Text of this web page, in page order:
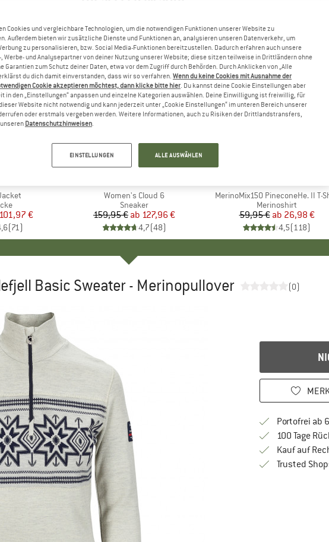
Preis
101,97 €
(71)
Artikel
Women's Cloud 6
Produktgruppe
Sneaker
Preis
159,95 € reduzierter Preis
ab 127,96 €
4,7(48)
Artikel
MerinoMix150 PineconeHe. II T-
Produktgruppe
Merinoshirt
Preis
59,95 € reduzierter
ab 26,98 €
4,5(118)
Basic Sweater - Merinopullover (0)
Portofrei ab
100 Tage
Kauf auf
Trusted
Cookies und vergleichbare Technologien, um die notwendigen Funktionen unserer Website zu
Außerdem bieten wir zusätzliche Dienste und Funktionen an, analysieren unseren Datenverkehr, um
zu personalisieren, bzw. Social Media-Funktionen bereitzustellen. Dadurch erfahren auch unsere
, Werbe- und Analysepartner von deiner Nutzung unserer Website; diese sitzen teilweise in Drittländern ohne
Garantien zum Schutz deiner Daten, etwa vor dem Zugriff durch Behörden. Durch Anklicken von „Alle
du dich damit einverstanden, dass wir so verfahren. Wenn du keine Cookies mit Ausnahme der
Cookie akzeptieren möchtest, dann klicke bitte hier. Du kannst deine Cookie Einstellungen aber
in den „Einstellungen“ anpassen und einzelne Kategorien auswählen. Deine Einwilligung ist freiwillig, für
Website nicht notwendig und kann jederzeit unter „Cookie Einstellungen“ im unteren Bereich unserer
oder erstmals vergeben werden. Weitere Informationen, auch zu Risiken der Drittlandstransfers,
Datenschutzhinweisen.
EINSTELLUNGEN ALLE AUSWÄHLEN